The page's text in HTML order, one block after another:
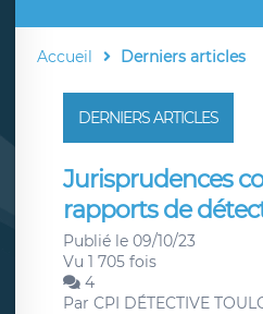
Accueil Derniers articles
DERNIERS ARTICLES
Jurisprudences
rapports de
Publié le 09/10/23
Vu 1 705 fois
4
Par CPI DÉTECTIVE